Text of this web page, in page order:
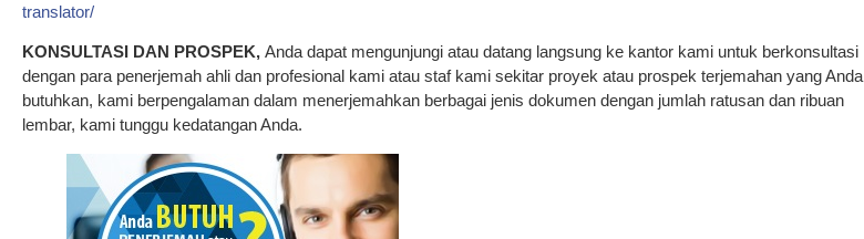
translator/
KONSULTASI DAN PROSPEK, Anda dapat mengunjungi atau datang langsung ke kantor kami untuk berkonsultasi
dengan para penerjemah ahli dan profesional kami atau staf kami sekitar proyek atau prospek terjemahan yang Anda
butuhkan, kami berpengalaman dalam menerjemahkan berbagai jenis dokumen dengan jumlah ratusan dan ribuan
lembar, kami tunggu kedatangan Anda.